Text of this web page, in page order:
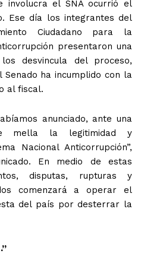
involucra el SNA ocurrió el
Ese día los integrantes del
Ciudadano para la
presentaron una
desvincula del proceso,
ha incumplido con la
al fiscal.
anunciado, ante una
mella la legitimidad y
Nacional Anticorrupción”,
En medio de estas
disputas, rupturas y
comenzará a operar el
del país por desterrar la